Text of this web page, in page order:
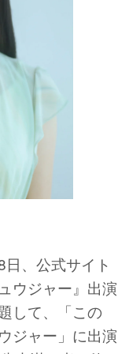
、公式サイト
ウジャー』出演
して、「この
ジャー」に出演